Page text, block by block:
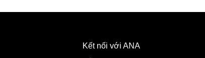
Kết nối với ANA